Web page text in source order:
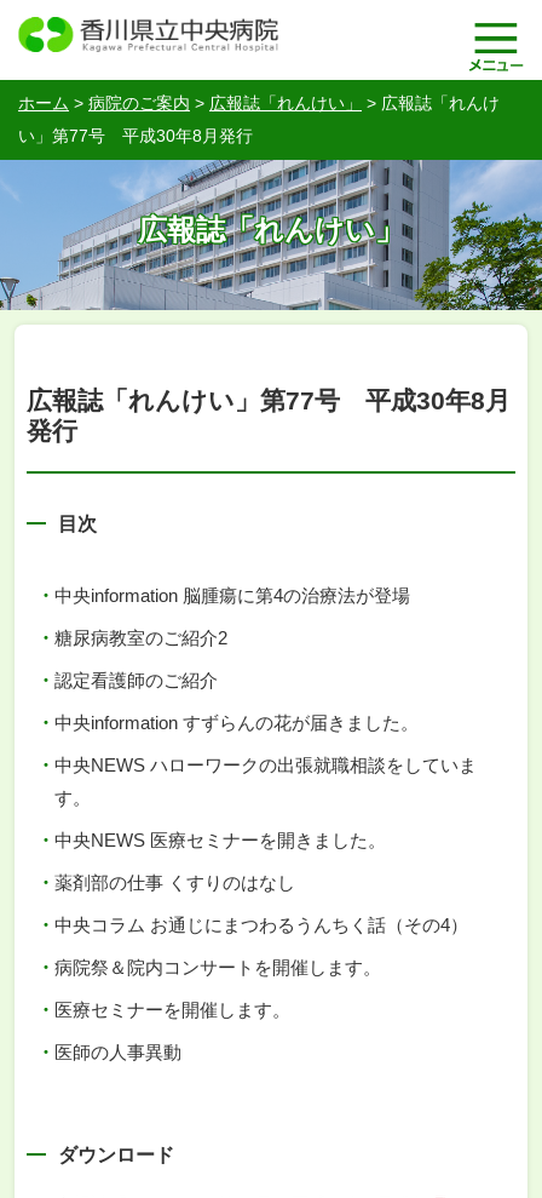
ホーム > 病院のご案内 > 広報誌「れんけい」 > 広報誌「れんけ
い」第77号 平成30年8月発行
広報誌「れんけい」
広報誌「れんけい」第77号 平成30年8月
発行
目次
中央information 脳腫瘍に第4の治療法が登場
糖尿病教室のご紹介2
認定看護師のご紹介
中央information すずらんの花が届きました。
中央NEWS ハローワークの出張就職相談をしていま
す。
中央NEWS 医療セミナーを開きました。
薬剤部の仕事 くすりのはなし
中央コラム お通じにまつわるうんちく話（その4）
病院祭＆院内コンサートを開催します。
医療セミナーを開催します。
医師の人事異動
ダウンロード